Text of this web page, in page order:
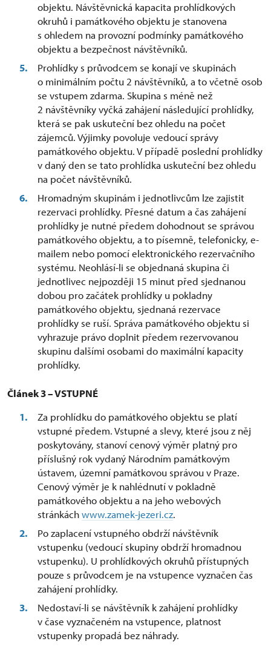
objektu. Návštěvnická kapacita prohlídkových
okruhů i památkového objektu je stanovena
s ohledem na provozní podmínky památkového
objektu a bezpečnost návštěvníků.
Prohlídky s průvodcem se konají ve skupinách
o minimálním počtu 2 návštěvníků, a to včetně osob
se vstupem zdarma. Skupina s méně než
2 návštěvníky vyčká zahájení následující prohlídky,
která se pak uskuteční bez ohledu na počet
zájemců. Výjimky povoluje vedoucí správy
památkového objektu. V případě poslední prohlídky
v daný den se tato prohlídka uskuteční bez ohledu
na počet návštěvníků.
Hromadným skupinám i jednotlivcům lze zajistit
rezervaci prohlídky. Přesné datum a čas zahájení
prohlídky je nutné předem dohodnout se správou
památkového objektu, a to písemně, telefonicky, e-
mailem nebo pomocí elektronického rezervačního
systému. Neohlásí-li se objednaná skupina či
jednotlivec nejpozději 15 minut před sjednanou
dobou pro začátek prohlídky u pokladny
památkového objektu, sjednaná rezervace
prohlídky se ruší. Správa památkového objektu si
vyhrazuje právo doplnit předem rezervovanou
skupinu dalšími osobami do maximální kapacity
prohlídky.
Článek 3 – VSTUPNÉ
Za prohlídku do památkového objektu se platí
vstupné předem. Vstupné a slevy, které jsou z něj
poskytovány, stanoví cenový výměr platný pro
příslušný rok vydaný Národním památkovým
ústavem, územní památkovou správou v Praze.
Cenový výměr je k nahlédnutí v pokladně
památkového objektu a na jeho webových
stránkáchwww.zamek-jezeri.cz.
Po zaplacení vstupného obdrží návštěvník
vstupenku (vedoucí skupiny obdrží hromadnou
vstupenku). U prohlídkových okruhů přístupných
pouze s průvodcem je na vstupence vyznačen čas
zahájení prohlídky.
Nedostaví-li se návštěvník k zahájení prohlídky
v čase vyznačeném na vstupence, platnost
vstupenky propadá bez náhrady.